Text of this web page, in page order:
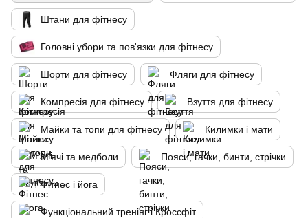
Штани для фітнесу
Головні убори та пов'язки для фітнесу
Шорти для фітнесу Фляги для фітнесу
Компресія для фітнесу Взуття для фітнесу
Майки та топи для фітнесу Килимки і мати
М'ячі та медболи Пояси, гачки, бинти, стрічки
Фітнес і йога
Функціональний тренінг і Кроссфіт